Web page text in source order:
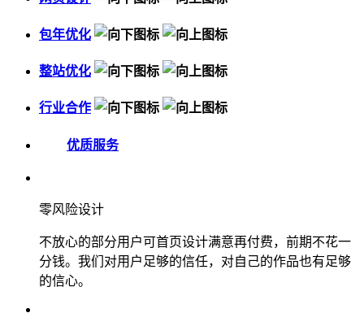
包年优化
整站优化
行业合作
优质服务
零风险设计
不放心的部分用户可首页设计满意再付费，前期不花一
分钱。我们对用户足够的信任，对自己的作品也有足够
的信心。